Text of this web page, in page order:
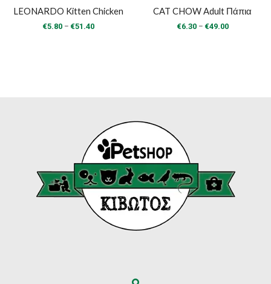
LEONARDO Kitten Chicken
€5.80 – €51.40Price
CAT CHOW Adult Πάπια
€6.30 – €49.00Price